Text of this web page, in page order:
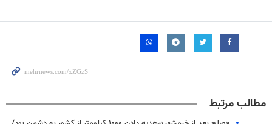
مطالب مرتبط